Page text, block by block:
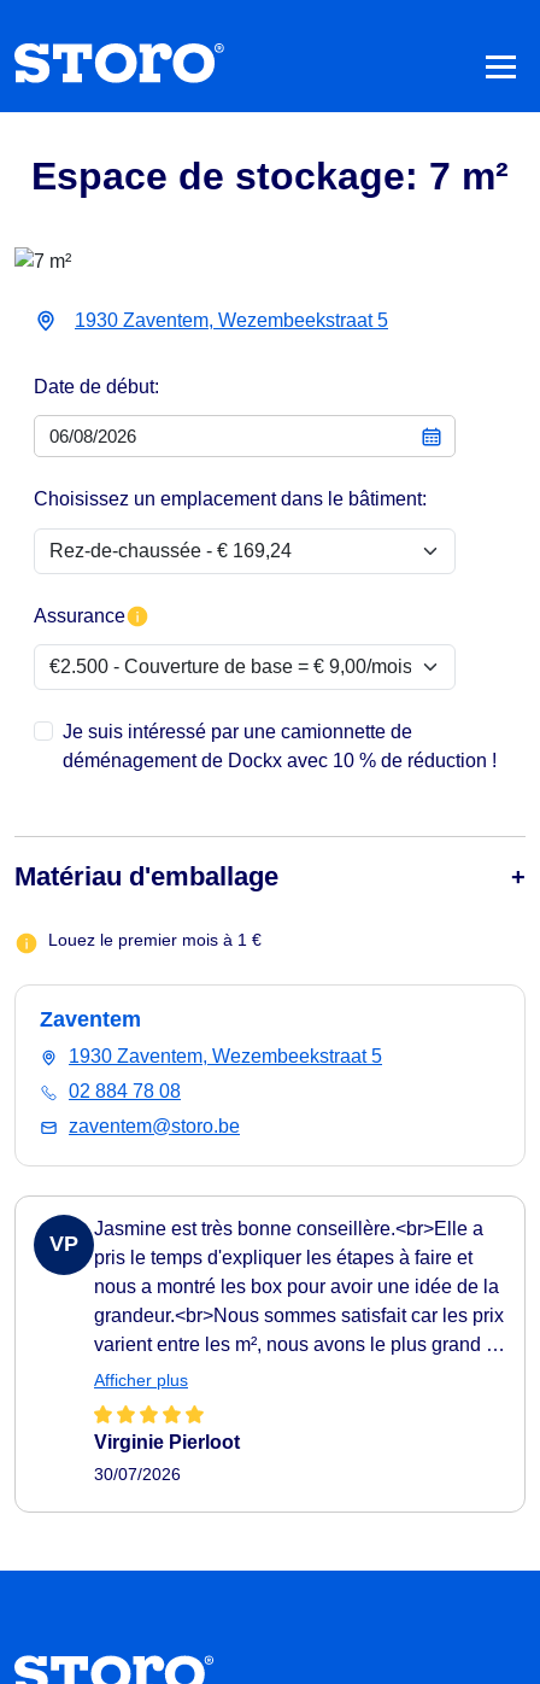
Espace de stockage: 7 m²
1930 Zaventem, Wezembeekstraat 5
Date de début:
Choisissez un emplacement dans le bâtiment:
Assurance
Je suis intéressé par une camionnette de
déménagement de Dockx avec 10 % de réduction !
Matériau d'emballage
Louez le premier mois à 1 €
Zaventem
1930 Zaventem, Wezembeekstraat 5
02 884 78 08
zaventem@storo.be
VP
Jasmine est très bonne conseillère.<br>Elle a
pris le temps d'expliquer les étapes à faire et
nous a montré les box pour avoir une idée de la
grandeur.<br>Nous sommes satisfait car les prix
varient entre les m², nous avons le plus grand et
moins chère que le petit que nous avons
actuellement.<br>N'hésitez pas à aller sur place
pour voir et poser des questions.
Afficher plus
Virginie Pierloot
30/07/2026